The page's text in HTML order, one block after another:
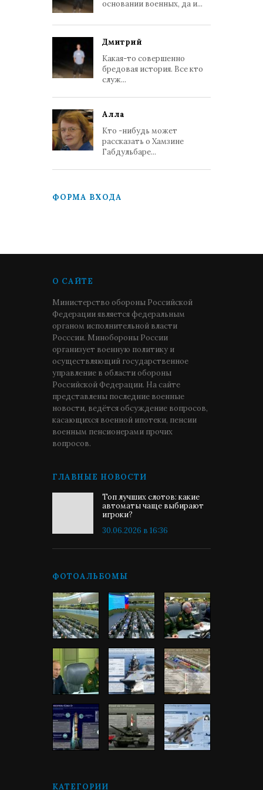
основании военных, да и...
Дмитрий
Какая-то совершенно
бредовая история. Все кто
служ...
Алла
Кто -нибудь может
рассказать о Хамзине
Габдульбаре...
ФОРМА ВХОДА
О САЙТЕ
Министерство обороны Российской
Федерации является федеральным
органом исполнительной власти
Росссии. Минобороны России
организует военную политику и
осуществляющий государственное
управление в области обороны
Российской Федерации. На сайте
представлены последние военные
новости, ведётся обсуждение вопросов,
касающихся военной ипотеки, пенсии
военным пенсионерами прочих
вопросов.
ГЛАВНЫЕ НОВОСТИ
Топ лучших слотов: какие
автоматы чаще выбирают
игроки?
30.06.2026 в 16:36
ФОТОАЛЬБОМЫ
КАТЕГОРИИ